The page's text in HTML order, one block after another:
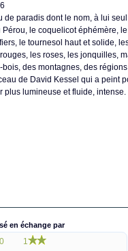
de paradis dont le nom, à lui
le coquelicot éphémère,
le tournesol haut et solide,
les roses, les jonquilles,
bois, des montagnes, des
de David Kessel qui a peint
plus lumineuse et fluide, intense.
en échange par
1